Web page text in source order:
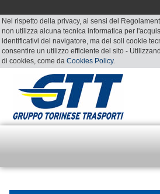
Nel rispetto della privacy, ai sensi del
non utilizza alcuna tecnica informatica per
identificativi del navigatore, ma dei soli cookie
consentire un utilizzo efficiente del sito -
di cookies, come da Cookies Policy.